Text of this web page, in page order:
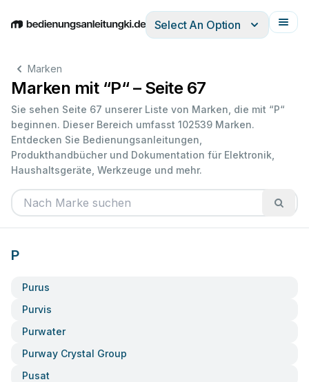
EnglishDeutschEspañolItalianoFrançais
Select An Option
Marken
Marken mit “P“ – Seite 67
Sie sehen Seite 67 unserer Liste von Marken, die mit “P“
beginnen. Dieser Bereich umfasst 102539 Marken.
Entdecken Sie Bedienungsanleitungen,
Produkthandbücher und Dokumentation für Elektronik,
Haushaltsgeräte, Werkzeuge und mehr.
P
Purus
Purvis
Purwater
Purway Crystal Group
Pusat